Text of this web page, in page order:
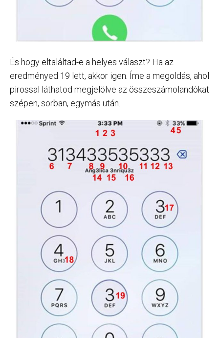
És hogy eltaláltad-e a helyes választ? Ha az
eredményed 19 lett, akkor igen. Íme a megoldás, ahol
pirossal láthatod megjelölve az összeszámolandókat
szépen, sorban, egymás után.